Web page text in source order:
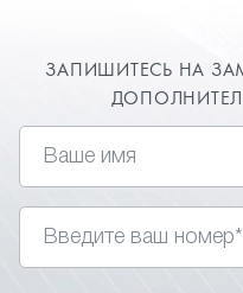
ЗАПИШИТЕСЬ НА